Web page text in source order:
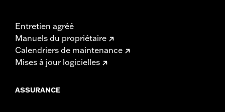
Entretien agréé
Manuels du propriétaire
Calendriers de maintenance
Mises à jour logicielles
ASSURANCE